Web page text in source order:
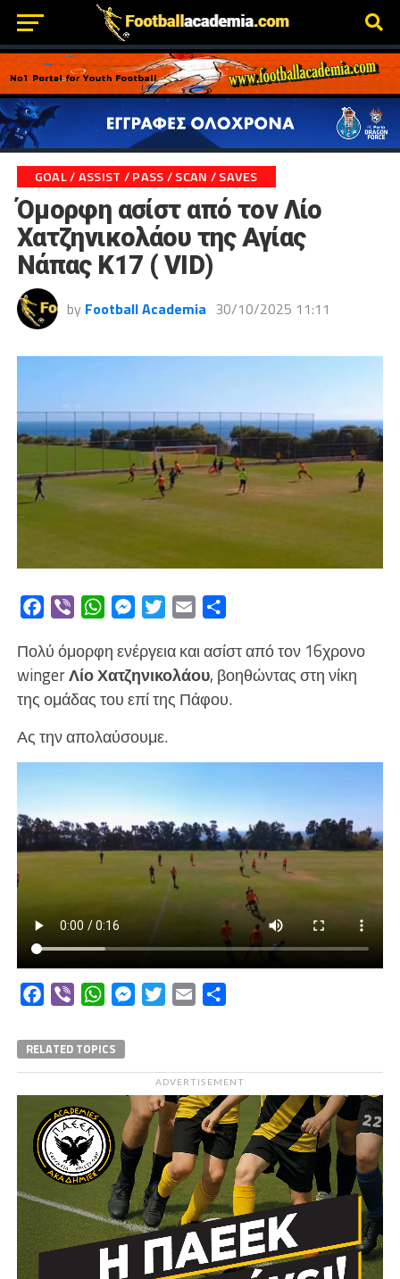
GOAL / ASSIST / PASS / SCAN / SAVES
Όμορφη ασίστ από τον Λίο
Χατζηνικολάου της Αγίας
Νάπας Κ17 ( VID)
by Football Academia 30/10/2025 11:11
Facebook
Viber WhatsAppMessengerTwitterEmail
Πολύ όμορφη ενέργεια και ασίστ από τον 16χρονο
wingerΛίο Χατζηνικολάου, βοηθώντας στη νίκη
της ομάδας του επί της Πάφου.
Ας την απολαύσουμε.
Facebook
Viber WhatsAppMessengerTwitterEmail
RELATED TOPICS
ADVERTISEMENT